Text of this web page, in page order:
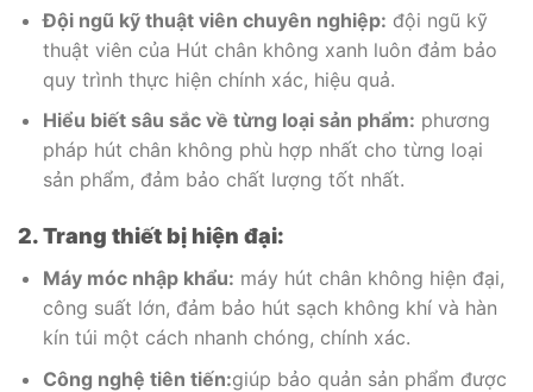
Đội ngũ kỹ thuật viên chuyên nghiệp: đội ngũ kỹ
thuật viên của Hút chân không xanh luôn đảm bảo
quy trình thực hiện chính xác, hiệu quả.
Hiểu biết sâu sắc về từng loại sản phẩm: phương
pháp hút chân không phù hợp nhất cho từng loại
sản phẩm, đảm bảo chất lượng tốt nhất.
2. Trang thiết bị hiện đại:
Máy móc nhập khẩu: máy hút chân không hiện đại,
công suất lớn, đảm bảo hút sạch không khí và hàn
kín túi một cách nhanh chóng, chính xác.
Công nghệ tiên tiến:giúp bảo quản sản phẩm được